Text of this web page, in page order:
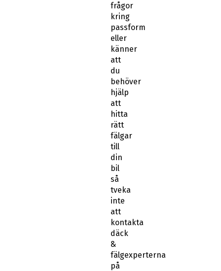
frågor
kring
passform
eller
känner
att
du
behöver
hjälp
att
hitta
rätt
fälgar
till
din
bil
så
tveka
inte
att
kontakta
däck
&
fälgexperterna
på